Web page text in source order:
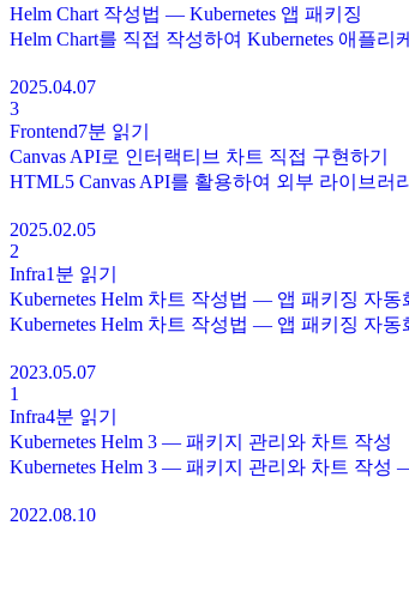
Helm Chart 작성법 — Kubernetes 앱 패키징
Helm Chart를 직접 작성하여 Kubernetes 애플
2025.04.07
3
Frontend7분 읽기
Canvas API로 인터랙티브 차트 직접 구현하기
HTML5 Canvas API를 활용하여 외부 라이브
2025.02.05
2
Infra1분 읽기
Kubernetes Helm 차트 작성법 — 앱 패키징 자동
Kubernetes Helm 차트 작성법 — 앱 패키징 자
2023.05.07
1
Infra4분 읽기
Kubernetes Helm 3 — 패키지 관리와 차트 작성
Kubernetes Helm 3 — 패키지 관리와 차트 작
2022.08.10